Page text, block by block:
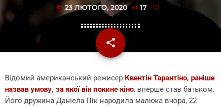
today 23 ЛЮТОГО, 2020 17
share
email
Відомий американський режисер Квентін Тарантіно, раніше
назвав умову, за якої він покине кіно, вперше став батьком.
Його дружина Даніела Пік народила малюка вчора, 22